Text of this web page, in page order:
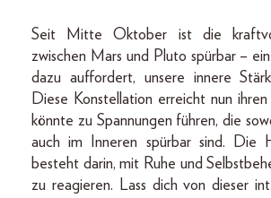
Seit Mitte Oktober ist die
zwischen Mars und Pluto spürbar –
dazu auffordert, unsere innere
Diese Konstellation erreicht nun
könnte zu Spannungen führen, die
auch im Inneren spürbar sind. Die
besteht darin, mit Ruhe und
zu reagieren. Lass dich von dieser